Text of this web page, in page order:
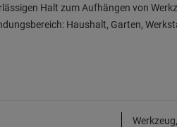
Halt zum Aufhängen von
Haushalt, Garten,